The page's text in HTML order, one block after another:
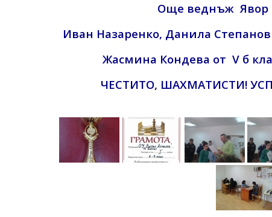
Още веднъж Явор
Иван Назаренко, Данила
Жасмина Кондева от V б
ЧЕСТИТО, ШАХМАТИСТИ!